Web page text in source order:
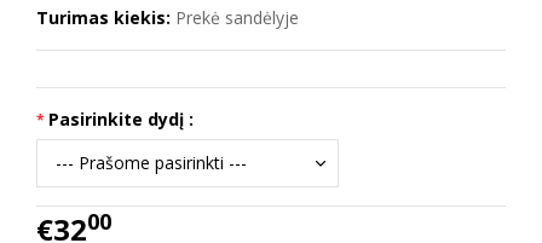
Turimas kiekis: Prekė sandėlyje
Pasirinkite dydį :
€3200